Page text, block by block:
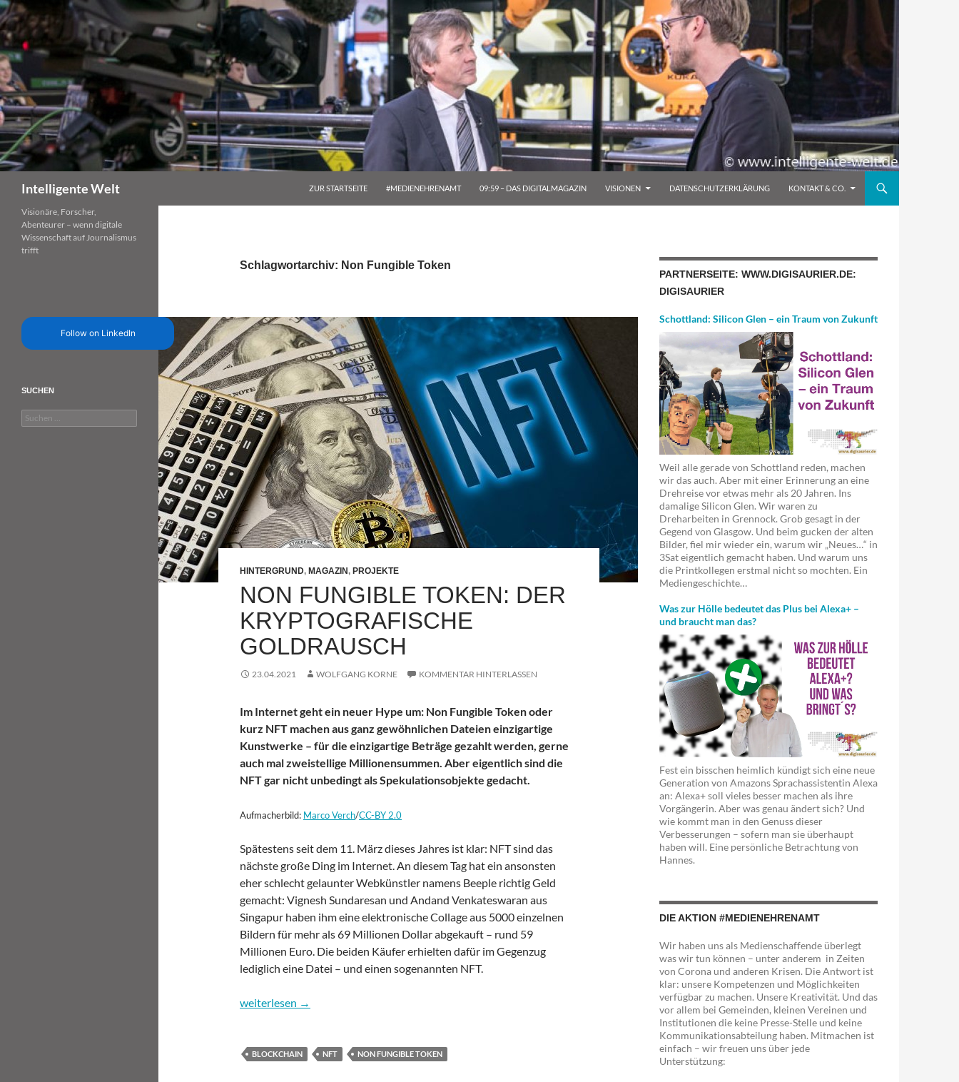
Zum
Inhalt
springen
Intelligente Welt ZUR STARTSEITE #MEDIENEHRENAMT 09:59 – DAS DIGITALMAGAZIN VISIONEN DATENSCHUTZERKLÄRUNG KONTAKT & CO.
Schlagwortarchiv: Non Fungible Token
HINTERGRUND, MAGAZIN , PROJEKTE
NON FUNGIBLE TOKEN: DER
KRYPTOGRAFISCHE
GOLDRAUSCH
23.04.2021 WOLFGANG KORNE KOMMENTAR HINTERLASSEN
Im Internet geht ein neuer Hype um: Non Fungible Token oder
kurz NFT machen aus ganz gewöhnlichen Dateien einzigartige
Kunstwerke – für die einzigartige Beträge gezahlt werden, gerne
auch mal zweistellige Millionensummen. Aber eigentlich sind die
NFT gar nicht unbedingt als Spekulationsobjekte gedacht.
Aufmacherbild: Marco Verch/CC-BY 2.0
Spätestens seit dem 11. März dieses Jahres ist klar: NFT sind das
nächste große Ding im Internet. An diesem Tag hat ein ansonsten
eher schlecht gelaunter Webkünstler namens Beeple richtig Geld
gemacht: Vignesh Sundaresan und Andand Venkateswaran aus
Singapur haben ihm eine elektronische Collage aus 5000 einzelnen
Bildern für mehr als 69 Millionen Dollar abgekauft – rund 59
Millionen Euro. Die beiden Käufer erhielten dafür im Gegenzug
lediglich eine Datei – und einen sogenannten NFT.
Non Fungible Token: Der kryptografische Goldrausch
weiterlesen →
BLOCKCHAIN NFT NON FUNGIBLE TOKEN
PARTNERSEITE: WWW.DIGISAURIER.DE:
DIGISAURIER
Schottland: Silicon Glen – ein Traum von Zukunft
Weil alle gerade von Schottland reden, machen
wir das auch. Aber mit einer Erinnerung an eine
Drehreise vor etwas mehr als 20 Jahren. Ins
damalige Silicon Glen. Wir waren zu
Dreharbeiten in Grennock. Grob gesagt in der
Gegend von Glasgow. Und beim gucken der alten
Bilder, fiel mir wieder ein, warum wir „Neues…“ in
3Sat eigentlich gemacht haben. Und warum uns
die Printkollegen erstmal nicht so mochten. Ein
Mediengeschichte…
Was zur Hölle bedeutet das Plus bei Alexa+ –
und braucht man das?
Fest ein bisschen heimlich kündigt sich eine neue
Generation von Amazons Sprachassistentin Alexa
an: Alexa+ soll vieles besser machen als ihre
Vorgängerin. Aber was genau ändert sich? Und
wie kommt man in den Genuss dieser
Verbesserungen – sofern man sie überhaupt
haben will. Eine persönliche Betrachtung von
Hannes.
DIE AKTION #MEDIENEHRENAMT
Wir haben uns als Medienschaffende überlegt
was wir tun können – unter anderem in Zeiten
von Corona und anderen Krisen. Die Antwort ist
klar: unsere Kompetenzen und Möglichkeiten
verfügbar zu machen. Unsere Kreativität. Und das
vor allem bei Gemeinden, kleinen Vereinen und
Institutionen die keine Presse-Stelle und keine
Kommunikationsabteilung haben. Mitmachen ist
einfach – wir freuen uns über jede
Unterstützung:
Visionäre, Forscher,
Abenteurer – wenn digitale
Wissenschaft auf Journalismus
trifft
Follow on LinkedIn
SUCHEN
Suchen
nach: